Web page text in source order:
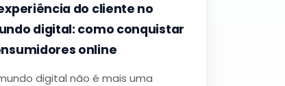
do cliente no
digital: como conquistar
online
digital não é mais uma